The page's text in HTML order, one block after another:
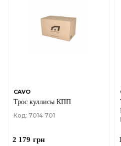
CAVO
Трос куллисы КПП
Код: 7014 701
2 179 грн